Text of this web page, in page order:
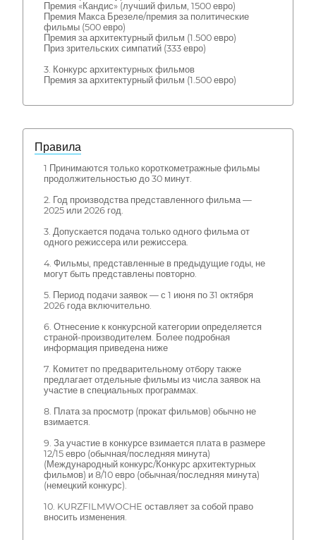
Премия «Кандис» (лучший фильм, 1500 евро)
Премия Макса Брезеле/премия за политические
фильмы (500 евро)
Премия за архитектурный фильм (1.500 евро)
Приз зрительских симпатий (333 евро)
3. Конкурс архитектурных фильмов
Премия за архитектурный фильм (1.500 евро)
Правила
1 Принимаются только короткометражные фильмы
продолжительностью до 30 минут.
2. Год производства представленного фильма —
2025 или 2026 год.
3. Допускается подача только одного фильма от
одного режиссера или режиссера.
4. Фильмы, представленные в предыдущие годы, не
могут быть представлены повторно.
5. Период подачи заявок — с 1 июня по 31 октября
2026 года включительно.
6. Отнесение к конкурсной категории определяется
страной-производителем. Более подробная
информация приведена ниже
7. Комитет по предварительному отбору также
предлагает отдельные фильмы из числа заявок на
участие в специальных программах.
8. Плата за просмотр (прокат фильмов) обычно не
взимается.
9. За участие в конкурсе взимается плата в размере
12/15 евро (обычная/последняя минута)
(Международный конкурс/Конкурс архитектурных
фильмов) и 8/10 евро (обычная/последняя минута)
(немецкий конкурс).
10. KURZFILMWOCHE оставляет за собой право
вносить изменения.